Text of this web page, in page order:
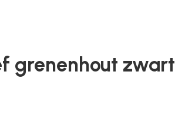
grenenhout zwart